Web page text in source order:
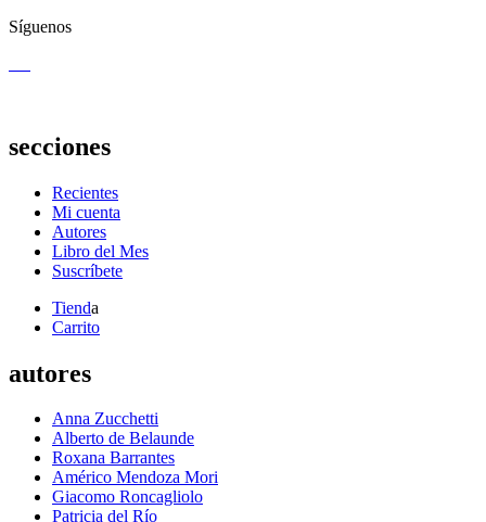
Síguenos
secciones
Recientes
Mi cuenta
Autores
Libro del Mes
Suscríbete
Tienda
Carrito
autores
Anna Zucchetti
Alberto de Belaunde
Roxana Barrantes
Américo Mendoza Mori
Giacomo Roncagliolo
Patricia del Río